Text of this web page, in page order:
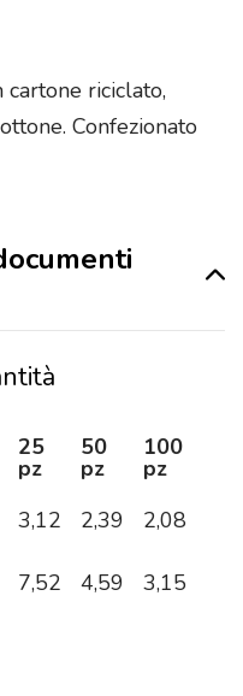
riciclato,
Confezionato
25
pz
50
pz
100
pz
3,12 2,39 2,08
7,52 4,59 3,15